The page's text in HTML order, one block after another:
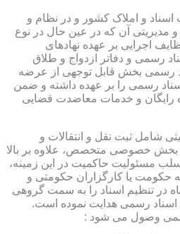
اسناد و املاک کشور و در نظام و
مدیریتی آن که در عین حال در نوع
اجرایی بر عهده نهادهای
رسمی و دفاتر ازدواج و طلاق
رسمی بخش قابل توجهی از عرضه
رسمی را بر عهده داشته و ضمن
رایگان و خدمات معاضدت قضایی
شامل ثبت نقل و انتقالات و
بخش خصوصی متخصص، علاوه بر بالا
مسئولیت حاکمیت در این زمینه،
یا کارگزاران حکومتی و
در تنظیم اسناد را به سمت گروهی
اسناد رسمی هدایت نموده است.
وصول می شود :